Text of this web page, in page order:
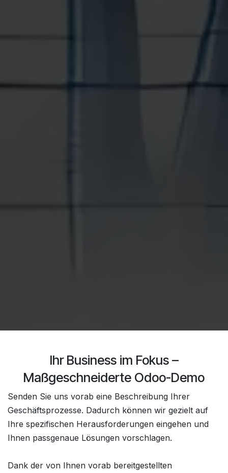
Ihr Business im Fokus –
Maßgeschneiderte Odoo-Demo
Senden Sie uns vorab eine Beschreibung Ihrer
Geschäftsprozesse. Dadurch können wir gezielt auf
Ihre spezifischen Herausforderungen eingehen und
Ihnen passgenaue Lösungen vorschlagen.
Dank der von Ihnen vorab bereitgestellten